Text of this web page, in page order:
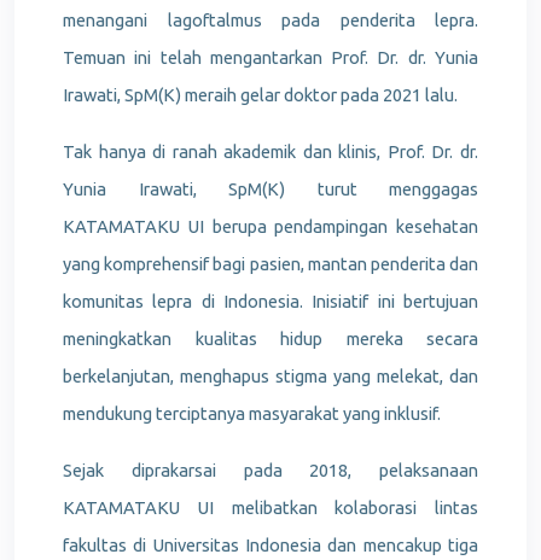
menangani lagoftalmus pada penderita lepra.
Temuan ini telah mengantarkan Prof. Dr. dr. Yunia
Irawati, SpM(K) meraih gelar doktor pada 2021 lalu.
Tak hanya di ranah akademik dan klinis, Prof. Dr. dr.
Yunia Irawati, SpM(K) turut menggagas
KATAMATAKU UI berupa pendampingan kesehatan
yang komprehensif bagi pasien, mantan penderita dan
komunitas lepra di Indonesia. Inisiatif ini bertujuan
meningkatkan kualitas hidup mereka secara
berkelanjutan, menghapus stigma yang melekat, dan
mendukung terciptanya masyarakat yang inklusif.
Sejak diprakarsai pada 2018, pelaksanaan
KATAMATAKU UI melibatkan kolaborasi lintas
fakultas di Universitas Indonesia dan mencakup tiga